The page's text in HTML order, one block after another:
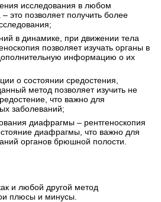
исследования в любом
это позволяет получить более
в динамике, при движении тела
позволяет изучать органы в
информацию о их
о состоянии средостения,
метод позволяет изучить не
что важно для
заболеваний;
диафрагмы – рентгеноскопия
диафрагмы, что важно для
органов брюшной полости.
и любой другой метод
плюсы и минусы.